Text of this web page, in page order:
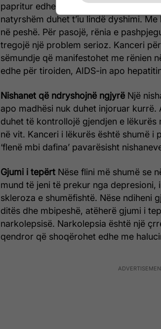
papritur edhe nëse nuk jeni duke u
natyrshëm duhet t’iu lindë dyshimi.
në peshë. Për pasojë, rënia e
tregojë një problem serioz. Kanceri
sëmundje që manifestohet me rënien
edhe për tiroiden, AIDS-in apo
Nishanet që ndryshojnë ngjyrë Një
apo madhësi nuk duhet injoruar kurrë.
duhet të kontrollojë gjendjen e
në vit. Kanceri i lëkurës është shumë i
‘flenë mbi dafina’ pavarësisht
Gjumi i tepërt Nëse flini më shumë se
mund të jeni të prekur nga depresioni,
skleroza e shumëfishtë. Nëse ndiheni
ditës dhe mbipeshë, atëherë gjumi i
narkolepsisë. Narkolepsia është një
qendror që shoqërohet edhe me